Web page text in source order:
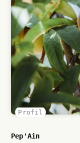
Profil
Pep'Ain